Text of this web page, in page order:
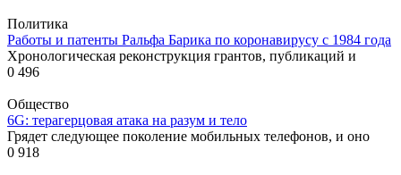
Политика
Работы и патенты Ральфа Барика по коронавирусу с 1984 года
Хронологическая реконструкция грантов, публикаций и
0 496
Общество
6G: терагерцовая атака на разум и тело
Грядет следующее поколение мобильных телефонов, и оно
0 918